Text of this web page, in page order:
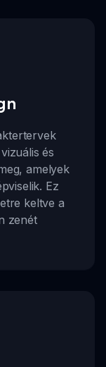
és
amelyek
Ez
keltve a
zenét